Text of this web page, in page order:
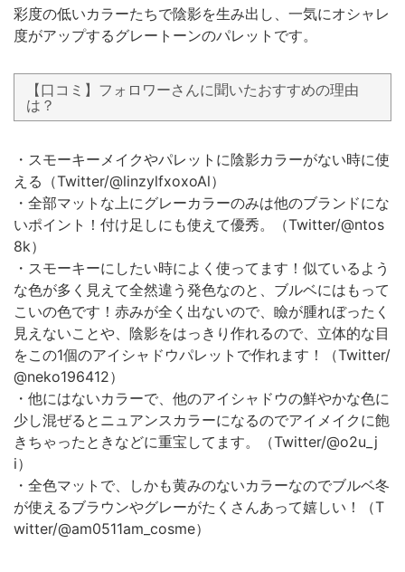
彩度の低いカラーたちで陰影を生み出し、一気にオシャレ
度がアップするグレートーンのパレットです。
【口コミ】フォロワーさんに聞いたおすすめの理由
は？
・スモーキーメイクやパレットに陰影カラーがない時に使
える（Twitter/@linzylfxoxoAl）
・全部マットな上にグレーカラーのみは他のブランドにな
いポイント！付け足しにも使えて優秀。（Twitter/@ntos
8k）
・スモーキーにしたい時によく使ってます！似ているよう
な色が多く見えて全然違う発色なのと、ブルベにはもって
こいの色です！赤みが全く出ないので、瞼が腫れぼったく
見えないことや、陰影をはっきり作れるので、立体的な目
をこの1個のアイシャドウパレットで作れます！（Twitter/
@neko196412）
・他にはないカラーで、他のアイシャドウの鮮やかな色に
少し混ぜるとニュアンスカラーになるのでアイメイクに飽
きちゃったときなどに重宝してます。（Twitter/@o2u_j
i）
・全色マットで、しかも黄みのないカラーなのでブルベ冬
が使えるブラウンやグレーがたくさんあって嬉しい！（T
witter/@am0511am_cosme）